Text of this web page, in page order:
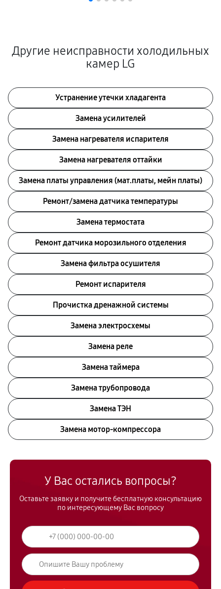
Другие неисправности холодильных
камер LG
Устранение утечки хладагента
Замена усилителей
Замена нагревателя испарителя
Замена нагревателя оттайки
Замена платы управления (мат.платы, мейн платы)
Ремонт/замена датчика температуры
Замена термостата
Ремонт датчика морозильного отделения
Замена фильтра осушителя
Ремонт испарителя
Прочистка дренажной системы
Замена электросхемы
Замена реле
Замена таймера
Замена трубопровода
Замена ТЭН
Замена мотор-компрессора
У Вас остались вопросы?
Оставьте заявку и получите бесплатную консультацию
по интересующему Вас вопросу